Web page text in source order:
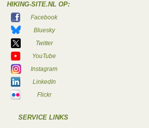
HIKING-SITE.NL OP:
Facebook
Bluesky
Twitter
YouTube
Instagram
LinkedIn
Flickr
SERVICE LINKS